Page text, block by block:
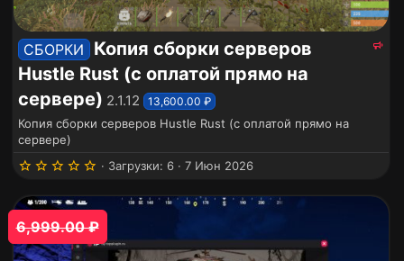
И
СБОРКИ
Копия сборки серверов
Hustle Rust (с оплатой прямо на
сервере) 2.1.12 13,600.00 ₽
Копия сборки серверов Hustle Rust (с оплатой прямо на
сервере)
5
з
в
ё
Загрузки 6 7 Июн 2026
6,999.00 ₽